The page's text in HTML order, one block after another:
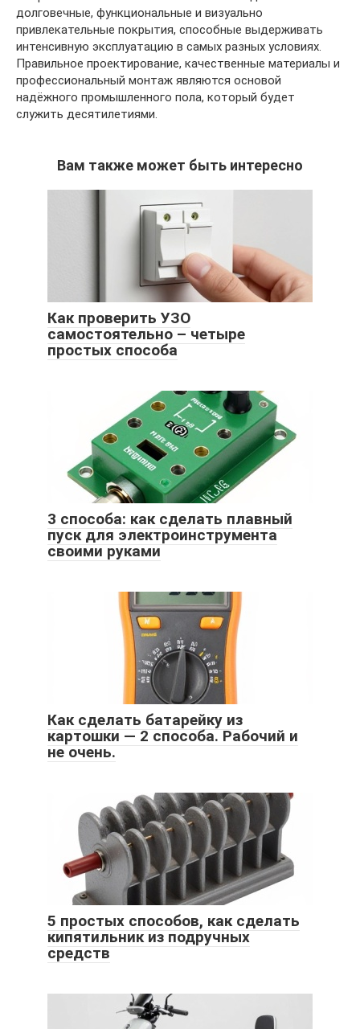
долговечные, функциональные и визуально
привлекательные покрытия, способные выдерживать
интенсивную эксплуатацию в самых разных условиях.
Правильное проектирование, качественные материалы и
профессиональный монтаж являются основой
надёжного промышленного пола, который будет
служить десятилетиями.
Вам также может быть интересно
Как проверить УЗО
самостоятельно – четыре
простых способа
3 способа: как сделать плавный
пуск для электроинструмента
своими руками
Как сделать батарейку из
картошки — 2 способа. Рабочий и
не очень.
5 простых способов, как сделать
кипятильник из подручных
средств